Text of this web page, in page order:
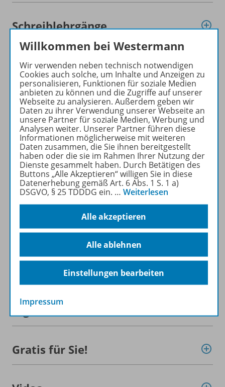
Schreiblehrgänge
Schwungübungsheft
Sprache untersuchen
Sprechen und Zuhören
Wörterbuch &
Nachschlagetraining
Planungshilfen
Ergänzende Materialien
Gratis für Sie!
Willkommen bei Westermann
Wir verwenden neben technisch notwendigen
Cookies auch solche, um Inhalte und Anzeigen zu
personalisieren, Funktionen für soziale Medien
anbieten zu können und die Zugriffe auf unserer
Webseite zu analysieren. Außerdem geben wir
Daten zu ihrer Verwendung unserer Webseite an
unsere Partner für soziale Medien, Werbung und
Analysen weiter. Unserer Partner führen diese
Informationen möglicherweise mit weiteren
Daten zusammen, die Sie ihnen bereitgestellt
haben oder die sie im Rahmen Ihrer Nutzung der
Dienste gesammelt haben. Durch Betätigen des
Buttons „Alle Akzeptieren“ willigen Sie in diese
Datenerhebung gemäß Art. 6 Abs. 1 S. 1 a)
DSGVO, § 25 TDDDG ein. … Weiterlesen
Alle akzeptieren
Alle ablehnen
Einstellungen bearbeiten
Impressum